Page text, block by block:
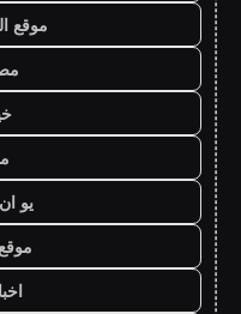
موقع
يو
اخبار 24